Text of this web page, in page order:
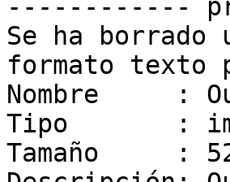
------------
Se ha borrado
formato texto
Nombre     :
Tipo       :
Tamaño     :